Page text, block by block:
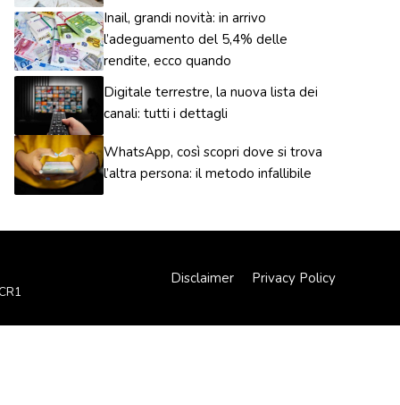
Inail, grandi novità: in arrivo
l’adeguamento del 5,4% delle
rendite, ecco quando
Digitale terrestre, la nuova lista dei
canali: tutti i dettagli
WhatsApp, così scopri dove si trova
l’altra persona: il metodo infallibile
Disclaimer Privacy Policy